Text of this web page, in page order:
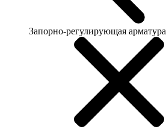
Запорно-регулирующая арматура